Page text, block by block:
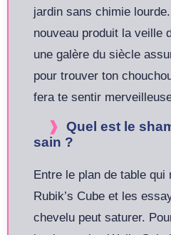
jardin sans chimie
nouveau produit la veille
une galère du siècle
pour trouver ton
fera te sentir
Quel est le
sain ?
Entre le plan de table qui
Rubik’s Cube et les
chevelu peut saturer.